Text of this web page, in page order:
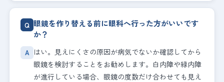
眼鏡を作り替える前に眼科へ行った方がいいです
か？
はい。見えにくさの原因が病気でないか確認してから
眼鏡を検討することをお勧めします。白内障や緑内障
が進行している場合、眼鏡の度数だけ合わせても見え